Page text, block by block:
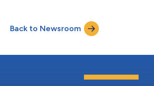
ニシアチブによりマイクロサテライト安定性
CRC）やその他の進行性固形腫瘍を持つ患者
ラム（NPP）を通じて、臨床的根拠と医療的
ます。 タナー・ファーマは、特定患者による
マブおよびバルスチリマブへのアクセスを管
患者プログラムでは、患者が医師との相談の
Back to Newsroom